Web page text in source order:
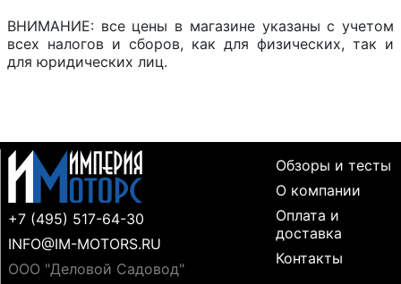
ВНИМАНИЕ: все цены в магазине указаны с учетом
всех налогов и сборов, как для физических, так и
для юридических лиц.
+7 (495) 517-64-30
INFO@IM-MOTORS.RU
ООО "Деловой Садовод"
Обзоры и тесты
О компании
Оплата и
доставка
Контакты